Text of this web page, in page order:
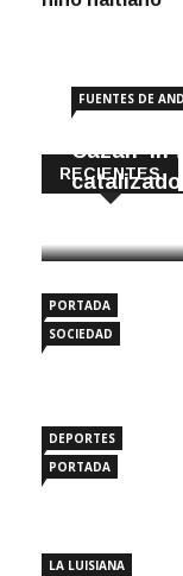
RECIENTES
FUENTES DE
Cazan ‘in
PORTADA
SOCIEDAD
DEPORTES
PORTADA
LA LUISIANA